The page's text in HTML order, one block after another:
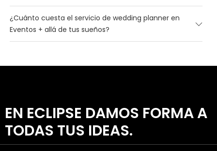
¿Cuánto cuesta el servicio de wedding planner en
Eventos + allá de tus sueños?
EN ECLIPSE DAMOS FORMA A
TODAS TUS IDEAS.